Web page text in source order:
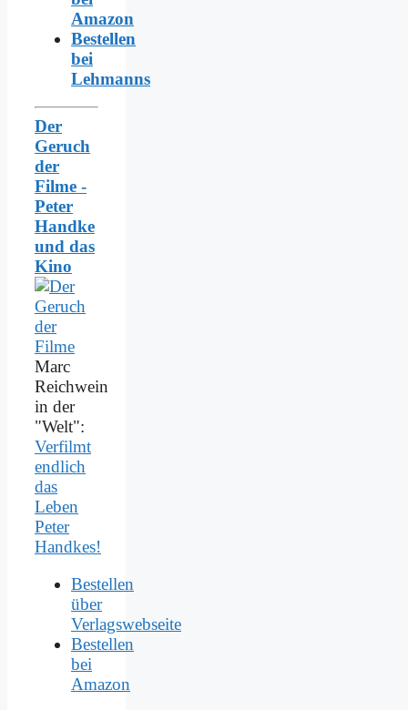
Amazon
Bestellen
bei
Lehmanns
Der
Geruch
der
Filme -
Peter
Handke
und das
Kino
Marc
Reichwein
in der
"Welt":
Verfilmt
endlich
das
Leben
Peter
Handkes!
Bestellen
über
Verlagswebseite
Bestellen
bei
Amazon